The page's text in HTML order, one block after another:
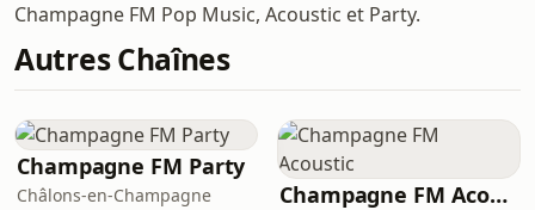
Champagne FM Pop Music, Acoustic et Party.
Autres Chaînes
Champagne FM Party
Châlons-en-Champagne Champagne FM Acoustic